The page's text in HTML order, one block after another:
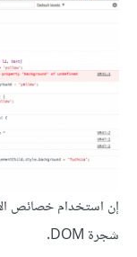
إن استخدام خصائص
شجرة DOM.